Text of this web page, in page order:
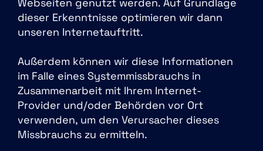
Webseiten genutzt werden. Auf Grundlage
dieser Erkenntnisse optimieren wir dann
unseren Internetauftritt.
Außerdem können wir diese Informationen
im Falle eines Systemmissbrauchs in
Zusammenarbeit mit Ihrem Internet-
Provider und/oder Behörden vor Ort
verwenden, um den Verursacher dieses
Missbrauchs zu ermitteln.